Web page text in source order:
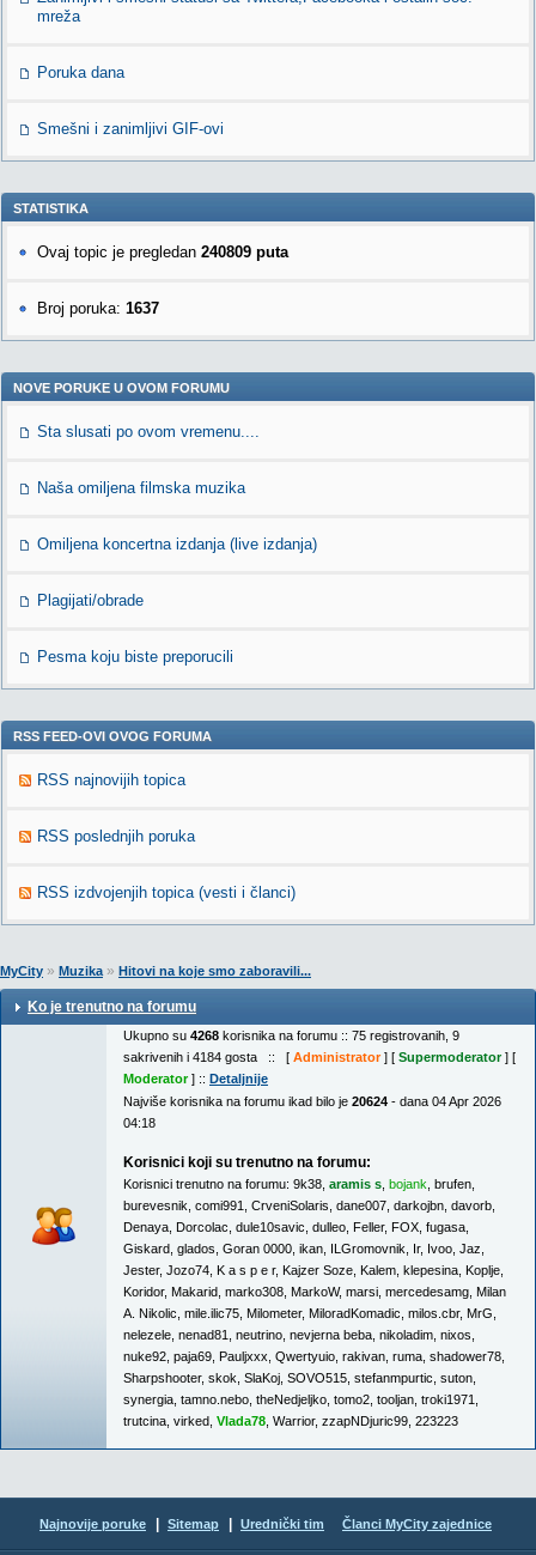
mreža
Poruka dana
Smešni i zanimljivi GIF-ovi
STATISTIKA
Ovaj topic je pregledan 240809 puta
Broj poruka: 1637
NOVE PORUKE U OVOM FORUMU
Sta slusati po ovom vremenu....
Naša omiljena filmska muzika
Omiljena koncertna izdanja (live izdanja)
Plagijati/obrade
Pesma koju biste preporucili
RSS FEED-OVI OVOG FORUMA
RSS najnovijih topica
RSS poslednjih poruka
RSS izdvojenjih topica (vesti i članci)
MyCity » Muzika» Hitovi na koje smo zaboravili...
Ko je trenutno na forumu
Ukupno su 4268 korisnika na forumu :: 75 registrovanih, 9
sakrivenih i 4184 gosta :: [ Administrator] [ Supermoderator] [
Moderator] :: Detaljnije
Najviše korisnika na forumu ikad bilo je 20624 - dana 04 Apr 2026
04:18
Korisnici koji su trenutno na forumu:
Korisnici trenutno na forumu: 9k38 aramis s bojank brufen
burevesnik comi991 CrveniSolaris dane007 darkojbn davorb
Denaya Dorcolac dule10savic dulleo Feller, FOX fugasa
Giskard glados Goran 0000 ikan ILGromovnik Ir, Ivoo Jaz
Jester, Jozo74 K a s p e r, Kajzer Soze Kalem klepesina Koplje
Koridor, Makarid marko308 MarkoW, marsi mercedesamg Milan
A. Nikolic mile.ilic75 Milometer, MiloradKomadic milos.cbr, MrG
nelezele nenad81 neutrino nevjerna beba nikoladim nixos
nuke92 paja69 Pauljxxx Qwertyuio rakivan ruma shadower78
Sharpshooter, skok SlaKoj SOVO515 stefanmpurtic suton
synergia tamno.nebo theNedjeljko tomo2 tooljan troki1971
trutcina virked Vlada78 Warrior, zzapNDjuric99 223223
Najnovije poruke Sitemap Urednički tim Članci MyCity zajednice